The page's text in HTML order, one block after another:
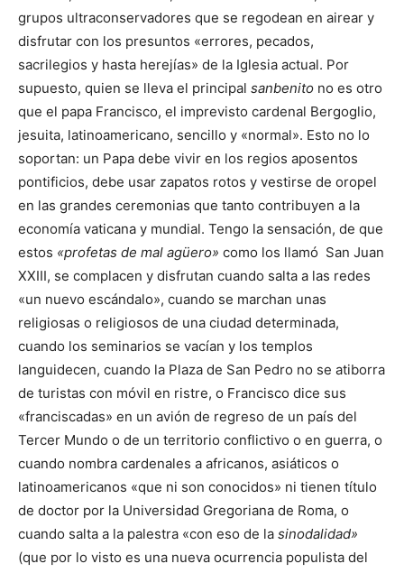
grupos ultraconservadores que se regodean en airear y
disfrutar con los presuntos «errores, pecados,
sacrilegios y hasta herejías» de la Iglesia actual. Por
supuesto, quien se lleva el principal sanbenito no es otro
que el papa Francisco, el imprevisto cardenal Bergoglio,
jesuita, latinoamericano, sencillo y «normal». Esto no lo
soportan: un Papa debe vivir en los regios aposentos
pontificios, debe usar zapatos rotos y vestirse de oropel
en las grandes ceremonias que tanto contribuyen a la
economía vaticana y mundial. Tengo la sensación, de que
estos «profetas de mal agüero» como los llamó San Juan
XXIII, se complacen y disfrutan cuando salta a las redes
«un nuevo escándalo», cuando se marchan unas
religiosas o religiosos de una ciudad determinada,
cuando los seminarios se vacían y los templos
languidecen, cuando la Plaza de San Pedro no se atiborra
de turistas con móvil en ristre, o Francisco dice sus
«franciscadas» en un avión de regreso de un país del
Tercer Mundo o de un territorio conflictivo o en guerra, o
cuando nombra cardenales a africanos, asiáticos o
latinoamericanos «que ni son conocidos» ni tienen título
de doctor por la Universidad Gregoriana de Roma, o
cuando salta a la palestra «con eso de la sinodalidad»
(que por lo visto es una nueva ocurrencia populista del